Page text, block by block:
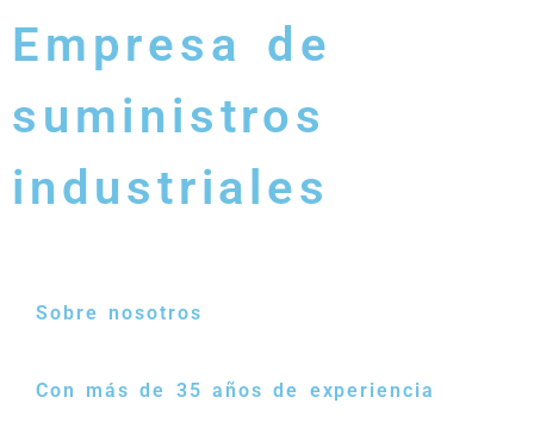
Empresa de
suministros
industriales
Sobre nosotros
Con más de 35 años de experiencia